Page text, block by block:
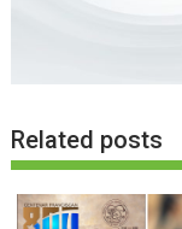
Related posts